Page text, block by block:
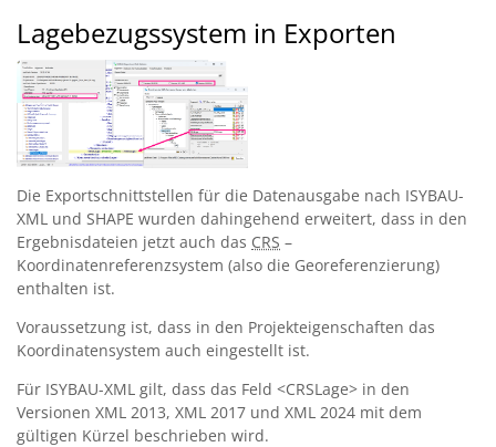
Lagebezugssystem in Exporten
Die Exportschnittstellen für die Datenausgabe nach ISYBAU-
XML und SHAPE wurden dahingehend erweitert, dass in den
Ergebnisdateien jetzt auch das CRS –
Koordinatenreferenzsystem (also die Georeferenzierung)
enthalten ist.
Voraussetzung ist, dass in den Projekteigenschaften das
Koordinatensystem auch eingestellt ist.
Für ISYBAU-XML gilt, dass das Feld <CRSLage> in den
Versionen XML 2013, XML 2017 und XML 2024 mit dem
gültigen Kürzel beschrieben wird.